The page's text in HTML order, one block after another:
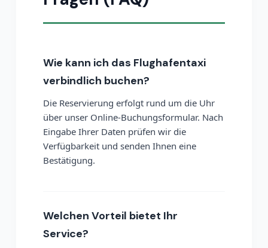
Wie kann ich das Flughafentaxi
verbindlich buchen?
Die Reservierung erfolgt rund um die Uhr
über unser Online-Buchungsformular. Nach
Eingabe Ihrer Daten prüfen wir die
Verfügbarkeit und senden Ihnen eine
Bestätigung.
Welchen Vorteil bietet Ihr
Service?